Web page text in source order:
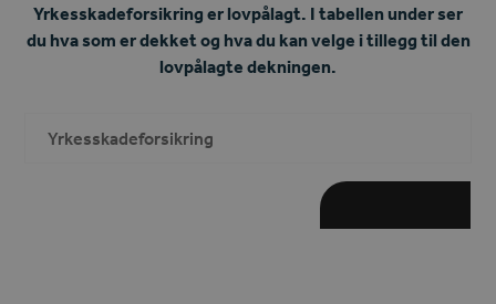
Yrkesskadeforsikring er lovpålagt. I tabellen under ser
du hva som er dekket og hva du kan velge i tillegg til den
lovpålagte dekningen.
Yrkesskadeforsikring